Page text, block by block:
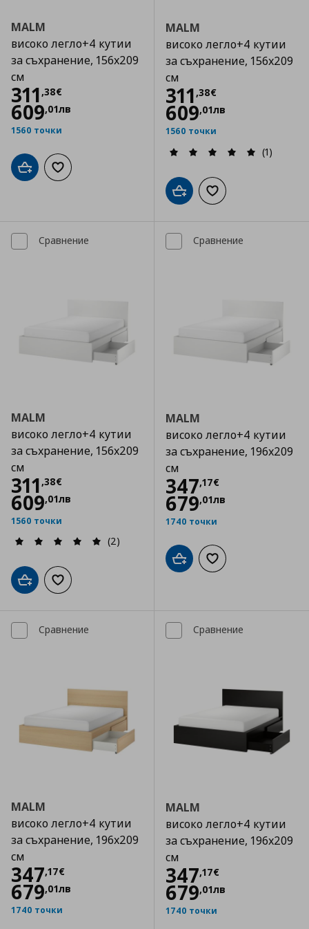
MALM
високо легло+4 кутии
за съхранение, 156x209
см
311 ,38€
Цена
609,01лв
1560 точки
Добави в кошницата
Добави към списъка с любими
MALM
високо легло+4 кутии
за съхранение, 156x209
см
311 ,38€
Цена
609,01лв
1560 точки
(1)
Добави в кошницата
Добави към
Сравнение
MALM
високо легло+4 кутии
за съхранение, 156x209
см
311 ,38€
Цена
609,01лв
1560 точки
(2)
Добави в кошницата
Добави към списъка с любими
Сравнение
MALM
високо легло+4 кутии
за съхранение, 196x209
см
347,17€
Цена
679,01лв
1740 точки
Добави в кошницата
Добави към
Сравнение
MALM
високо легло+4 кутии
за съхранение, 196x209
см
347,17€
Цена
679,01лв
1740 точки
Сравнение
MALM
високо легло+4 кутии
за съхранение, 196x209
см
347,17€
Цена
679,01лв
1740 точки